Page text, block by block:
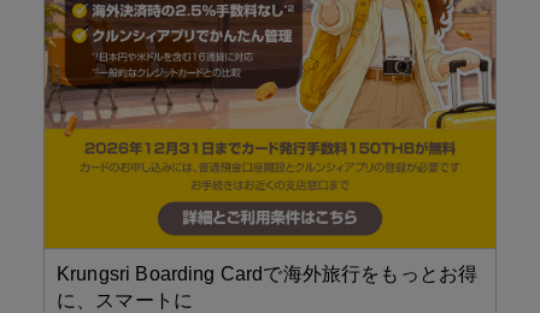
Krungsri Boarding Cardで海外旅行をもっとお得
に、スマートに